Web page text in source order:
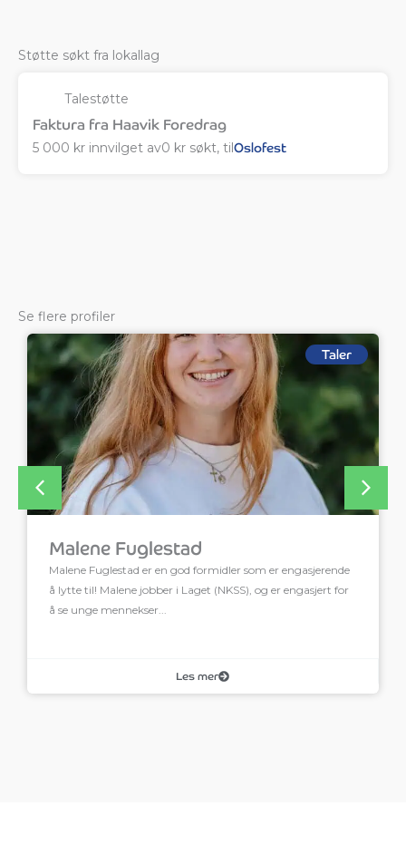
Støtte søkt fra lokallag
Talestøtte
Faktura fra Haavik Foredrag
5 000 kr innvilget av0 kr søkt, tilOslofest
Se flere profiler
Taler
Malene Fuglestad
Malene Fuglestad er en god formidler som er engasjerende
å lytte til! Malene jobber i Laget (NKSS), og er engasjert for
å se unge mennekser...
Les mer